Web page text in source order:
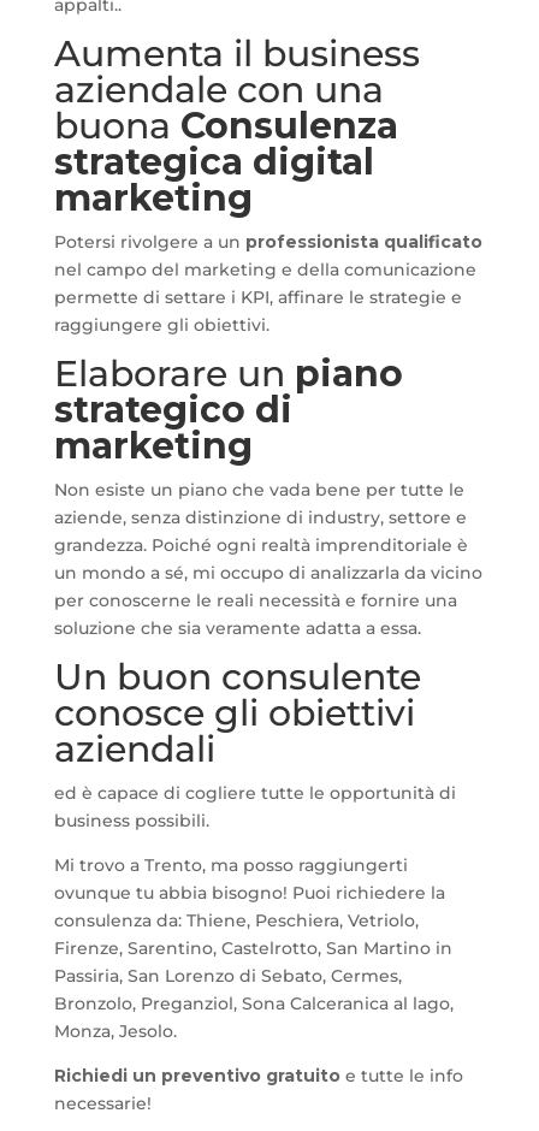
appalti..
Aumenta il business
aziendale con una
buona Consulenza
strategica digital
marketing
Potersi rivolgere a un professionista qualificato
nel campo del marketing e della comunicazione
permette di settare i KPI, affinare le strategie e
raggiungere gli obiettivi.
Elaborare un piano
strategico di
marketing
Non esiste un piano che vada bene per tutte le
aziende, senza distinzione di industry, settore e
grandezza. Poiché ogni realtà imprenditoriale è
un mondo a sé, mi occupo di analizzarla da vicino
per conoscerne le reali necessità e fornire una
soluzione che sia veramente adatta a essa.
Un buon consulente
conosce gli obiettivi
aziendali
ed è capace di cogliere tutte le opportunità di
business possibili.
Mi trovo a Trento, ma posso raggiungerti
ovunque tu abbia bisogno! Puoi richiedere la
consulenza da: Thiene, Peschiera, Vetriolo,
Firenze, Sarentino, Castelrotto, San Martino in
Passiria, San Lorenzo di Sebato, Cermes,
Bronzolo, Preganziol, Sona Calceranica al lago,
Monza, Jesolo.
Richiedi un preventivo gratuitoe tutte le info
necessarie!